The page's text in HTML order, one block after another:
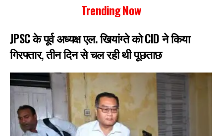
Trending Now
JPSC के पूर्व अध्यक्ष एल. खियांग्ते को CID ने किया
गिरफ्तार, तीन दिन से चल रही थी पूछताछ